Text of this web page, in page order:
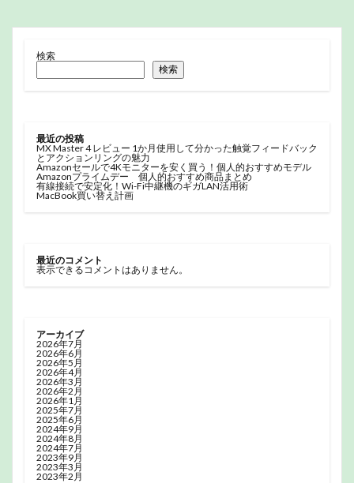
検索
検索
最近の投稿
MX Master 4 レビュー 1か月使用して分かった触覚フィードバック
とアクションリングの魅力
Amazonセールで4Kモニターを安く買う！個人的おすすめモデル
Amazonプライムデー 個人的おすすめ商品まとめ
有線接続で安定化！Wi-Fi中継機のギガLAN活用術
MacBook買い替え計画
最近のコメント
表示できるコメントはありません。
アーカイブ
2026年7月
2026年6月
2026年5月
2026年4月
2026年3月
2026年2月
2026年1月
2025年7月
2025年6月
2024年9月
2024年8月
2024年7月
2023年9月
2023年3月
2023年2月